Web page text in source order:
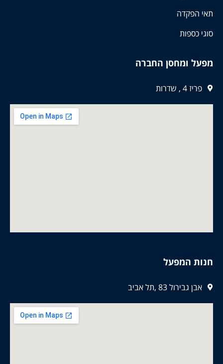
תאי הפקדה
סוגי כספות
מפעל ומחסן החברה
פריז 4 , שדרות
חנות המפעל
אבן גבירול 83 ,תל אביב